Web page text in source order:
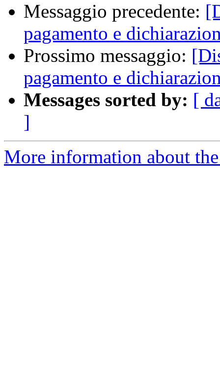
Messaggio precedente:
pagamento e
Prossimo messaggio:
pagamento e
Messages sorted by: [
]
More information about